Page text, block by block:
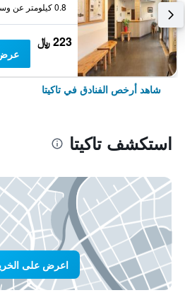
0.8 كيلومتر عن وسط المدينة
223 ﷼
شاهد أرخص الفنادق في تاكيتا
استكشف تاكيتا
اعرض على